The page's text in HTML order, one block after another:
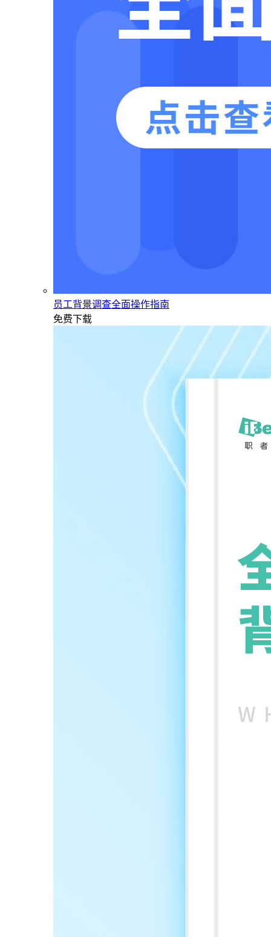
员工背景调查全面操作指南
免费下载